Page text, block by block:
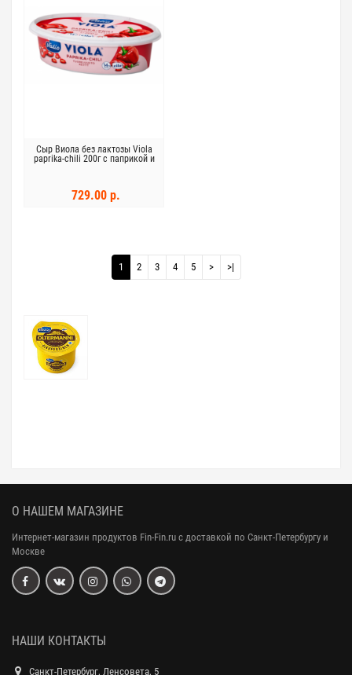
Сыр Виола без лактозы Viola
paprika-chili 200г с паприкой и
729.00 р.
1 2 3 4 5 > >|
О НАШЕМ МАГАЗИНЕ
Интернет-магазин продуктов Fin-Fin.ru с доставкой по Санкт-Петербургу и
Москве
НАШИ КОНТАКТЫ
Санкт-Петербург, Ленсовета, 5